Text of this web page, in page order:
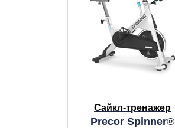
Сайкл-тренажер
Precor Spinner®